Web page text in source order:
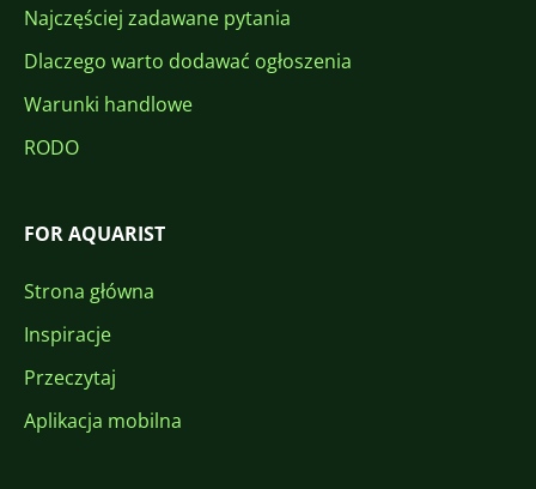
Najczęściej zadawane pytania
Dlaczego warto dodawać ogłoszenia
Warunki handlowe
RODO
FOR AQUARIST
Strona główna
Inspiracje
Przeczytaj
Aplikacja mobilna